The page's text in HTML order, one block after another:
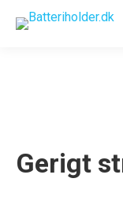
Gerigt